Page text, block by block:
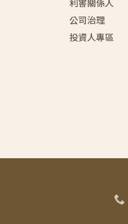
利害關係人
公司治理
投資人專區